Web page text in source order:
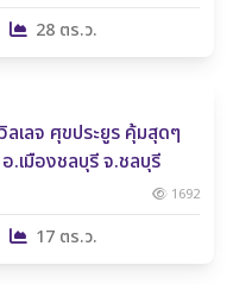
28 ตร.ว.
2,300,000 ฿
เลจ ศุขประยูร คุ้มสุดๆ
.เมืองชลบุรี จ.ชลบุรี
1692
17 ตร.ว.